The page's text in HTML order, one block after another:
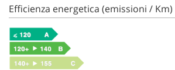
Efficienza energetica (emissioni / Km)